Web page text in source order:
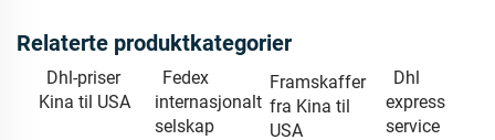
Relaterte produktkategorier
Dhl-priser
Kina til USA
Fedex
internasjonalt
selskap
Framskaffer
fra Kina til
USA
Dhl
express
service